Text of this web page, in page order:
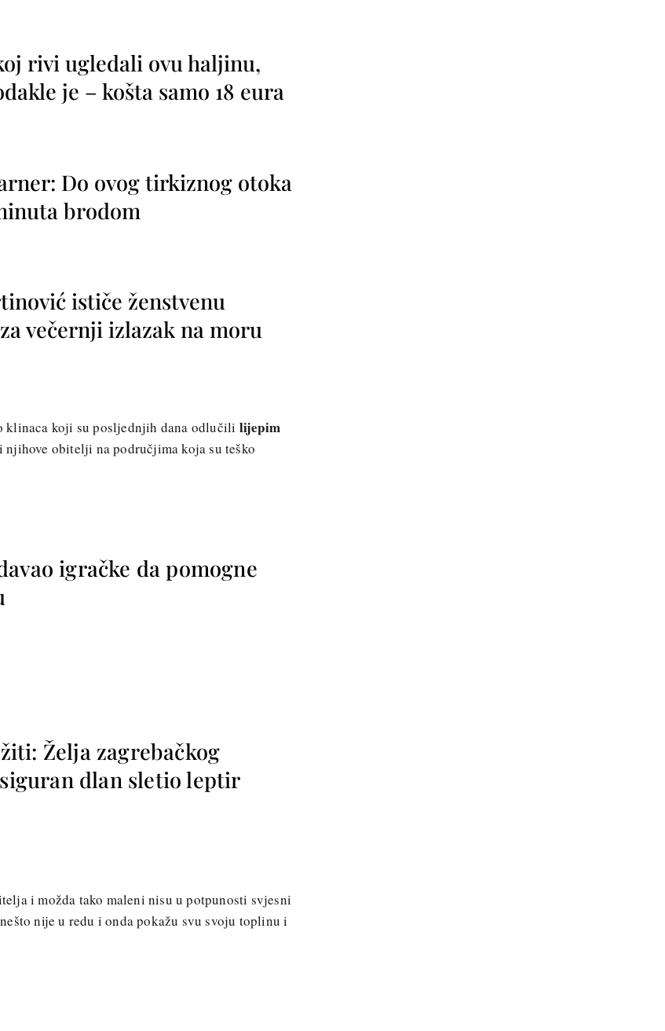
rivi ugledali ovu haljinu,
je – košta samo 18 eura
Do ovog tirkiznog otoka
brodom
ističe ženstvenu
večernji izlazak na moru
klinaca koji su posljednjih dana odlučili lijepim
i njihove obitelji na područjima koja su teško
igračke da pomogne
Želja zagrebačkog
dlan sletio leptir
i možda tako maleni nisu u potpunosti svjesni
nije u redu i onda pokažu svu svoju toplinu i